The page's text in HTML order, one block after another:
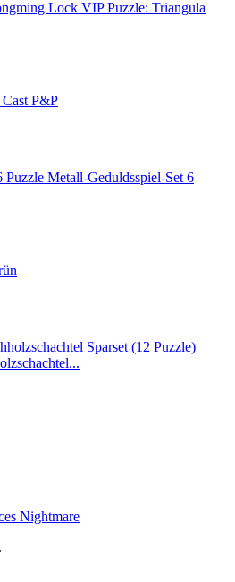
VIP Puzzle: Triangula
P&P
Metall-Geduldsspiel-Set 6
Nightmare